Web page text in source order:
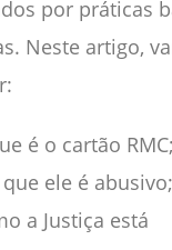
por práticas
Neste artigo,
é o cartão RMC;
ele é abusivo;
a Justiça está